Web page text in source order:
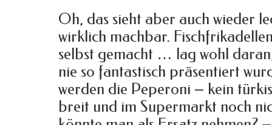
Oh, das sieht aber auch wieder
wirklich machbar.
selbst gemacht … lag wohl
nie so fantastisch präsentiert
werden die Peperoni – kein
breit und im Supermarkt noch